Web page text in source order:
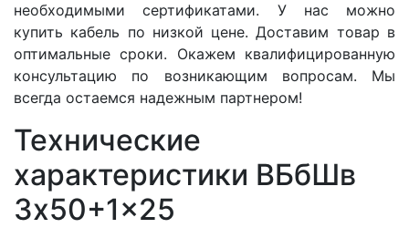
необходимыми сертификатами. У нас можно
купить кабель по низкой цене. Доставим товар в
оптимальные сроки. Окажем квалифицированную
консультацию по возникающим вопросам. Мы
всегда остаемся надежным партнером!
Технические
характеристики ВБбШв
3x50+1x25